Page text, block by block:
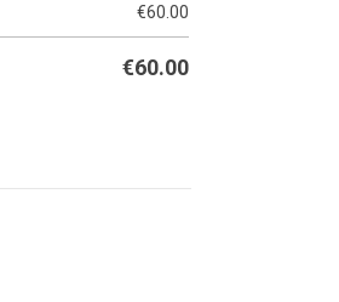
€60.00
€60.00